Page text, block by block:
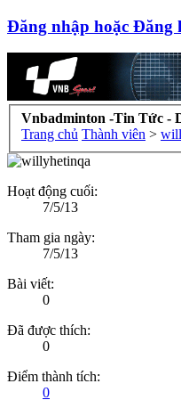
Đăng nhập hoặc Đăng
Vnbadminton -Tin Tức -
Trang chủ Thành viên >
Hoạt động cuối:
7/5/13
Tham gia ngày:
7/5/13
Bài viết:
0
Đã được thích:
0
Điểm thành tích:
0